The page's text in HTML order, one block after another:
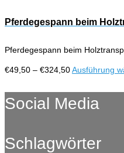
€324,50
Pferdegespann beim
Pferdegespann beim
€49,50 – €324,50Preisspanne:
bis
€324,50
Ausführung
Social Media
Schlagwörter